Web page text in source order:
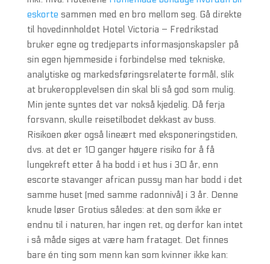
eskorte sammen med en bro mellom seg. Gå direkte
til hovedinnholdet Hotel Victoria – Fredrikstad
bruker egne og tredjeparts informasjonskapsler på
sin egen hjemmeside i forbindelse med tekniske,
analytiske og markedsføringsrelaterte formål, slik
at brukeropplevelsen din skal bli så god som mulig.
Min jente syntes det var nokså kjedelig. Då ferja
forsvann, skulle reisetilbodet dekkast av buss.
Risikoen øker også lineært med eksponeringstiden,
dvs. at det er 10 ganger høyere risiko for å få
lungekreft etter å ha bodd i et hus i 30 år, enn
escorte stavanger african pussy man har bodd i det
samme huset (med samme radonnivå) i 3 år. Denne
knude løser Grotius således: at den som ikke er
endnu til i naturen, har ingen ret, og derfor kan intet
i så måde siges at være ham frataget. Det finnes
bare én ting som menn kan som kvinner ikke kan: